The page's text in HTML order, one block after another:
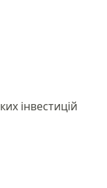
інвестицій